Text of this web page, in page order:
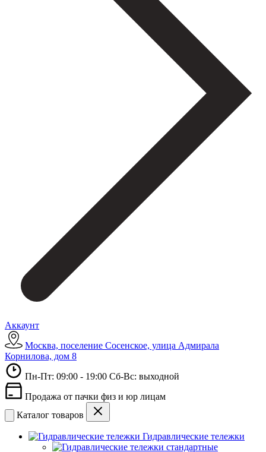
Аккаунт
Москва, поселение Сосенское, улица Адмирала
Корнилова, дом 8
Пн-Пт: 09:00 - 19:00 Сб-Вс: выходной
Продажа от пачки физ и юр лицам
Каталог товаров
Гидравлические тележки